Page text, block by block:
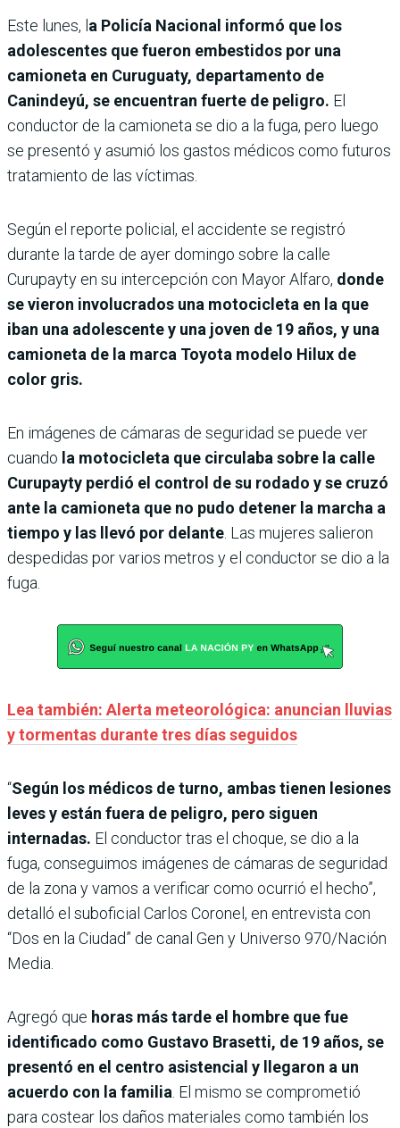
Este lunes, l a Policía Nacional informó que los
adolescentes que fueron embestidos por una
camioneta en Curuguaty, departamento de
Canindeyú, se encuentran fuerte de peligro. El
conductor de la camioneta se dio a la fuga, pero luego
se presentó y asumió los gastos médicos como futuros
tratamiento de las víctimas.
Según el reporte policial, el accidente se registró
durante la tarde de ayer domingo sobre la calle
Curupayty en su intercepción con Mayor Alfaro, donde
se vieron involucrados una motocicleta en la que
iban una adolescente y una joven de 19 años, y una
camioneta de la marca Toyota modelo Hilux de
color gris.
En imágenes de cámaras de seguridad se puede ver
cuando la motocicleta que circulaba sobre la calle
Curupayty perdió el control de su rodado y se cruzó
ante la camioneta que no pudo detener la marcha a
tiempo y las llevó por delante. Las mujeres salieron
despedidas por varios metros y el conductor se dio a la
fuga.
Lea también: Alerta meteorológica: anuncian lluvias
y tormentas durante tres días seguidos
“Según los médicos de turno, ambas tienen lesiones
leves y están fuera de peligro, pero siguen
internadas. El conductor tras el choque, se dio a la
fuga, conseguimos imágenes de cámaras de seguridad
de la zona y vamos a verificar como ocurrió el hecho”,
detalló el suboficial Carlos Coronel, en entrevista con
“Dos en la Ciudad” de canal Gen y Universo 970/Nación
Media.
Agregó que horas más tarde el hombre que fue
identificado como Gustavo Brasetti, de 19 años, se
presentó en el centro asistencial y llegaron a un
acuerdo con la familia. El mismo se comprometió
para costear los daños materiales como también los